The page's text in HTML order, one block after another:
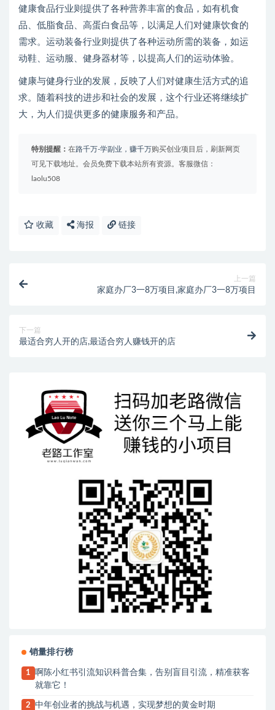
健康食品行业则提供了各种营养丰富的食品，如有机食
品、低脂食品、高蛋白食品等，以满足人们对健康饮食的
需求。运动装备行业则提供了各种运动所需的装备，如运
动鞋、运动服、健身器材等，以提高人们的运动体验。
健康与健身行业的发展，反映了人们对健康生活方式的追
求。随着科技的进步和社会的发展，这个行业还将继续扩
大，为人们提供更多的健康服务和产品。
特别提醒： 在路千万-学副业，赚千万购买创业项目后，刷新网页
可见下载地址。会员免费下载本站所有资源。客服微信：
laolu508
收藏 海报 链接
上一篇
家庭办厂3一8万项目,家庭办厂3一8万项目
下一篇
最适合穷人开的店,最适合穷人赚钱开的店
销量排行榜
1
啊陈小红书引流知识科普合集，告别盲目引流，精准获客
就靠它！
2 中年创业者的挑战与机遇，实现梦想的黄金时期